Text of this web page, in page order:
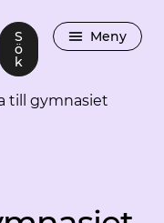
S
ö
k
Meny
till gymnasiet